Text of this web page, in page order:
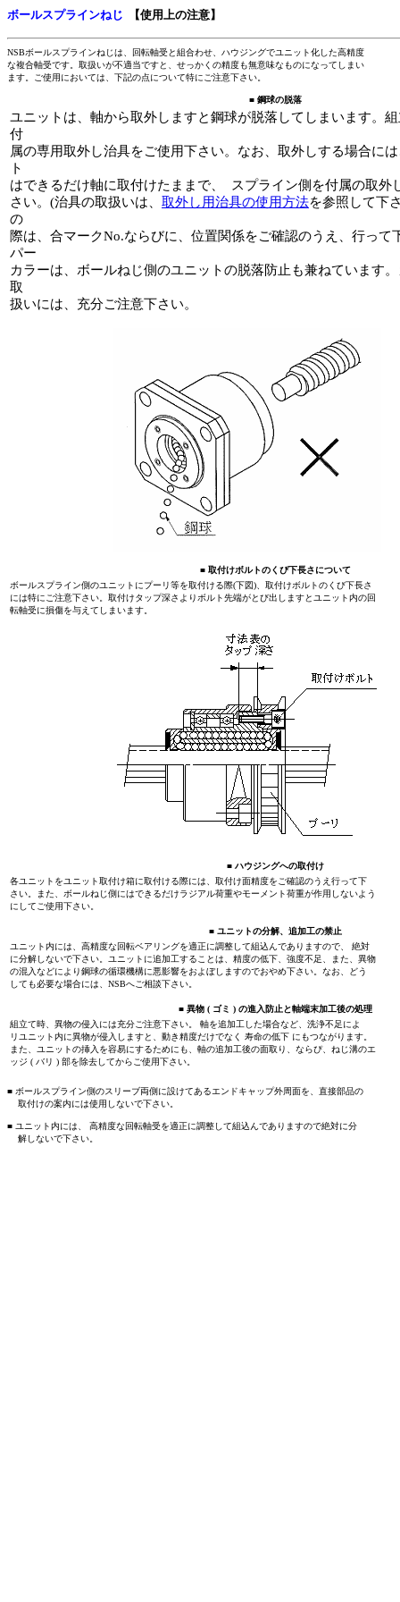
ボールスプラインねじ 【使用上の注意】
NSBボールスプラインねじは、回転軸受と組合わせ、ハウジングでユニット化した高精度
な複合軸受です。取扱いが不適当ですと、せっかくの精度も無意味なものになってしまい
ます。ご使用においては、下記の点について特にご注意下さい。
■鋼球の脱落
ユニットは、軸から取外しますと鋼球が脱落してしまいます。
付
属の専用取外し治具をご使用下さい。なお、取外しする場合に
ト
はできるだけ軸に取付けたままで、 スプライン側を付属の取外
さい。(治具の取扱いは、 取外し用治具の使用方法を参照して下
の
際は、合マークNo.ならびに、位置関係をご確認のうえ、行って
パー
カラーは、ボールねじ側のユニットの脱落防止も兼ねています
取
扱いには、充分ご注意下さい。
■ 取付けボルトのくぴ下長さについて
ボールスプライン側のユニットにプーリ等を取付ける際(下図)、取付けボルトのくび下長さ
には特にご注意下さい。取付けタップ深さよりボルト先端がとび出しますとユニット内の回
転軸受に損傷を与えてしまいます。
■ ハウジングへの取付け
各ユニットをユニット取付け箱に取付ける際には、取付け面精度をご確認のうえ行って下
さい。また、ボールねじ側にはできるだけラジアル荷重やモーメント荷重が作用しないよう
にしてご使用下さい。
■ ユニットの分解、追加工の禁止
ユニット内には、高精度な回転ベアリングを適正に調整して組込んでありますので、 絶対
に分解しないで下さい。ユニットに追加工することは、精度の低下、強度不足、また、異物
の混入などにより鋼球の循環機構に悪影響をおよぼしますのでおやめ下さい。なお、どう
しても必要な場合には、NSBへご相談下さい。
■ 異物 ( ゴミ ) の進入防止と軸端末加工後の処理
組立て時、異物の侵入には充分ご注意下さい。 軸を追加工した場合など、洗浄不足によ
リユニット内に異物が侵入しますと、動き精度だけでなく 寿命の低下 にもつながります。
また、ユニットの挿入を容易にするためにも、軸の追加工後の面取り、ならぴ、ねじ溝のエ
ッジ ( バリ ) 部を除去してからご使用下さい。
■ ボールスプライン側のスリーブ両側に設けてあるエンドキャップ外周面を、直接部品の
取付けの案内には使用しないで下さい。
■ ユニット内には、 高精度な回転軸受を適正に調整して組込んでありますので絶対に分
解しないで下さい。